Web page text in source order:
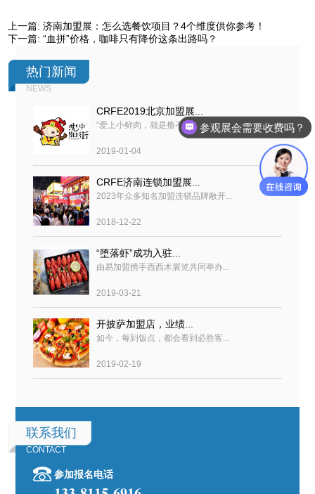
上一篇:济南加盟展：怎么选餐饮项目？4个维度供你参考！
下一篇:“血拼”价格，咖啡只有降价这条出路吗？
热门新闻
NEWS
CRFE2019北京加盟展...
“爱上小鲜肉，就是撸不够”，CR...
2019-01-04
CRFE济南连锁加盟展...
2023年众多知名加盟连锁品牌敞开...
2018-12-22
“堕落虾”成功入驻...
由易加盟携手西西木展览共同举办...
2019-03-21
开披萨加盟店，业绩...
如今，每到饭点，都会看到必胜客...
2019-02-19
联系我们
CONTACT
参加报名电话
参观展会需要收费吗？